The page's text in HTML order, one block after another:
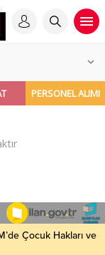
Çocuk Hakları ve